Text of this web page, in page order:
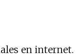
en internet.